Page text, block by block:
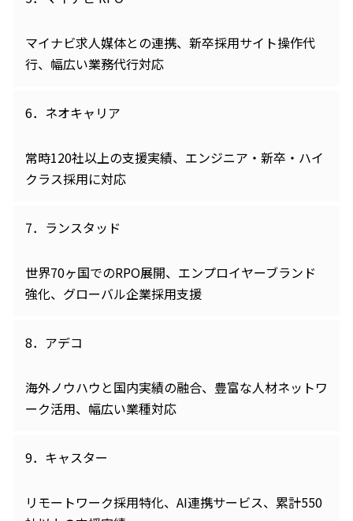
マイナビ求人媒体との連携、新卒採用サイト操作代
行、幅広い業務代行対応
6．ネオキャリア
常時120社以上の支援実績、エンジニア・新卒・ハイ
クラス採用に対応
7．ランスタッド
世界70ヶ国でのRPO展開、エンプロイヤーブランド
強化、グローバル企業採用支援
8．アデコ
海外ノウハウと国内実績の融合、豊富な人材ネットワ
ーク活用、幅広い業種対応
9．キャスター
リモートワーク採用特化、AI連携サービス、累計550